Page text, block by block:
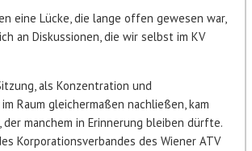
eine Lücke, die lange offen gewesen war,
an Diskussionen, die wir selbst im KV
als Konzentration und
Raum gleichermaßen nachließen, kam
der manchem in Erinnerung bleiben dürfte.
Korporationsverbandes des Wiener ATV